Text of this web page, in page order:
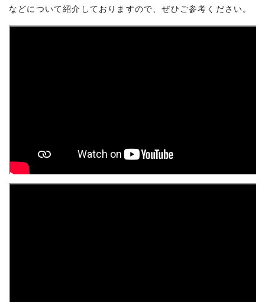
などについて紹介しておりますので、ぜひご参考ください。